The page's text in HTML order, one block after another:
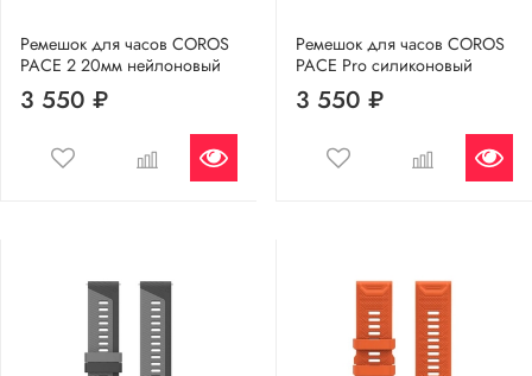
Ремешок для часов COROS
PACE 2 20мм нейлоновый
3 550 ₽
Ремешок для часов COROS
PACE Pro силиконовый
3 550 ₽